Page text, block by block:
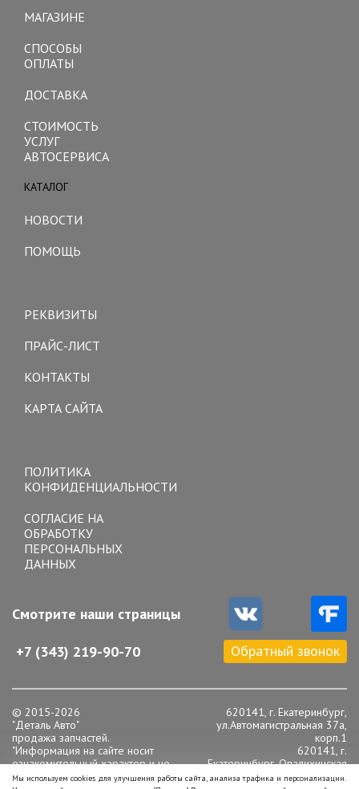
МАГАЗИНЕ
СПОСОБЫ
ОПЛАТЫ
ДОСТАВКА
СТОИМОСТЬ
УСЛУГ
АВТОСЕРВИСА
КАТАЛОГ
НОВОСТИ
ПОМОЩЬ
РЕКВИЗИТЫ
ПРАЙС-ЛИСТ
КОНТАКТЫ
КАРТА САЙТА
ПОЛИТИКА
КОНФИДЕНЦИАЛЬНОСТИ
СОГЛАСИЕ НА
ОБРАБОТКУ
ПЕРСОНАЛЬНЫХ
ДАННЫХ
Смотрите наши страницы
+7 (343) 219-90-70 Обратный звонок
© 2015-2026
"Деталь Авто"
продажа запчастей.
"Информация на сайте носит
ознакомительный характер и не
является публичной офертой,
620141, г. Екатеринбург,
ул.Автомагистральная 37а,
корп.1
620141, г.
Екатеринбург, Опалихинская
16
Мы используем cookies для улучшения работы сайта, анализа трафика и персонализации.